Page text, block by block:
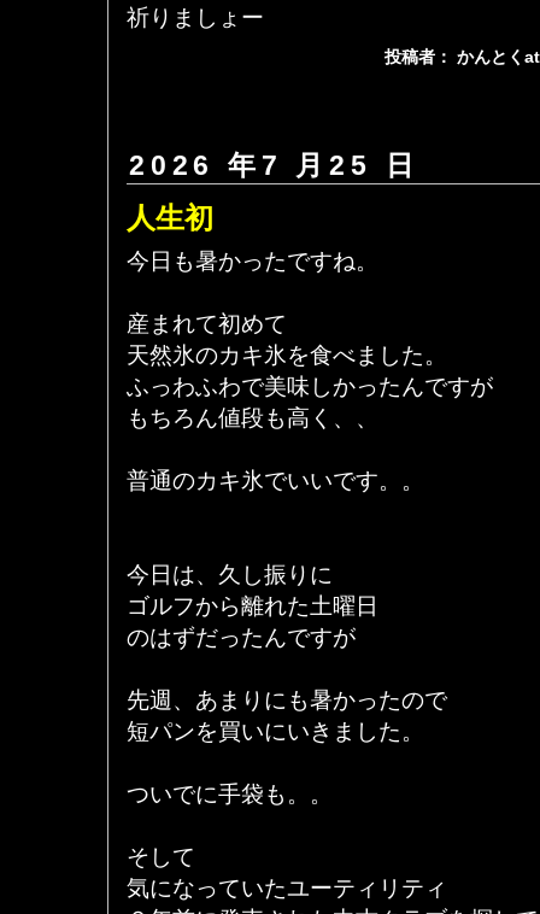
祈りましょー
投稿者： かんとく
2026 年7 月25 日
人生初
今日も暑かったですね。
産まれて初めて
天然氷のカキ氷を食べました。
ふっわふわで美味しかったんですが
もちろん値段も高く、、
普通のカキ氷でいいです。。
今日は、久し振りに
ゴルフから離れた土曜日
のはずだったんですが
先週、あまりにも暑かったので
短パンを買いにいきました。
ついでに手袋も。。
そして
気になっていたユーティリティ